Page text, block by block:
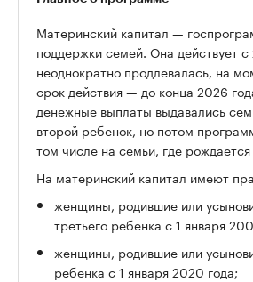
Материнский капитал —
поддержки семей. Она действует
неоднократно продлевалась, на
срок действия — до конца 2026
денежные выплаты выдавались
второй ребенок, но потом
том числе на семьи, где
На материнский капитал имеют
женщины, родившие или
третьего ребенка с 1 января
женщины, родившие или
ребенка с 1 января 2020 года;